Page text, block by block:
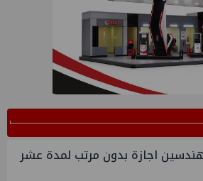
اجازة بدون مرتب لمدة عشر